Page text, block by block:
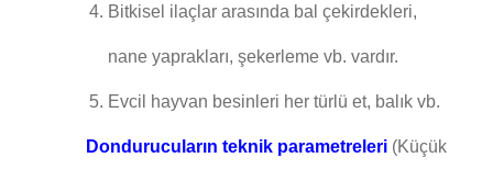
Bitkisel ilaçlar arasında bal çekirdekleri,
nane yaprakları, şekerleme vb. vardır.
Evcil hayvan besinleri her türlü et, balık vb.
Dondurucuların teknik parametreleri (Küçük